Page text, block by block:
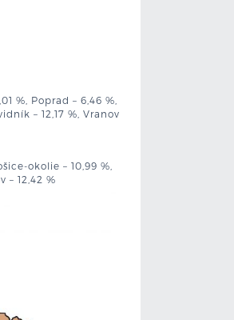
%, Poprad – 6,46 %,
– 12,17 %, Vranov
okolie – 10,99 %,
– 12,42 %